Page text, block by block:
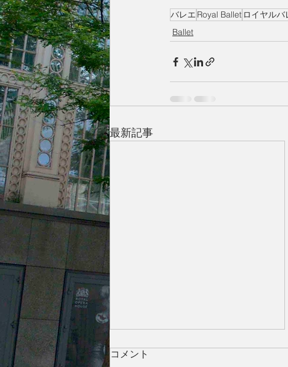
バレエ Royal Ballet ロイヤルバ
Ballet
最新記事
コメント